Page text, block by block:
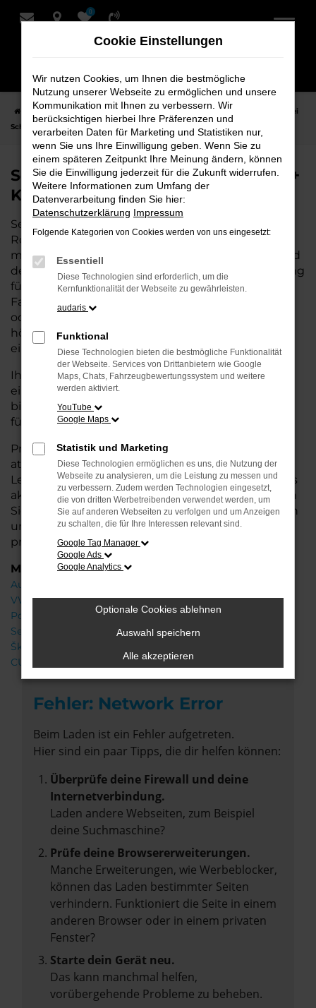
Zum
0
Startseite Rotenburg Seat Seat Leon
Seat Leon Neuwagen bei
Schmidt + Koch für Rotenburg
Seat Leon Neuwagen bei Schmidt +
Koch für Rotenburg
Seat Leon ist die perfekte Wahl für alle, die für
Rotenburg einenNeuwagensuchen. Mit seiner
modernen Technik, seinem effizienten Antrieb und
dem stilvollen Design ist der Leon die ideale Lösung
für jeden, der ein zuverlässiges und komfortables
Fahrzeug möchte. Egal, ob für den Stadtverkehr
oder längere Fahrten – der Leon bietet Ihnen
höchsten Fahrkomfort, innovative Features und
eine herausragende Wirtschaftlichkeit.
Ihr Seat Autohaus in Rotenburg steht Ihnen mit
einer breiten Auswahl an Neuwagen zur Seite und
bietet Ihnen umfassende
für Sie passende Fahrzeug finden.
Profitieren Sie von zusätzlichen Services wie
attraktiven Finanzierungsmöglichkeiten,
Leasingangeboten und der Inzahlungnahme Ihres
aktuellen Fahrzeugs. Besuchen Sie uns und lassen
Sie sich von unseren Experten beraten – wir freuen
uns, Ihnen den perfekten Neuwagen zu
präsentieren!
Marken
Audi
VW
Porsche
Seat
Škoda
CUPRA
Fehler: Network Error
Beim Laden ist ein Fehler aufgetreten.
Hier sind ein paar Tipps, die dir helfen können:
Überprüfe deine Firewall und deine
Internetverbindung.
Laden andere Webseiten, zum Beispiel
deine Suchmaschine?
Prüfe deine Browsererweiterungen.
Manche Erweiterungen, wie Werbeblocker,
können das Laden bestimmter Seiten
verhindern. Funktioniert die Seite in einem
anderen Browser oder in einem privaten
Fenster?
Starte dein Gerät neu.
Das kann manchmal helfen,
vorübergehende Probleme zu beheben.
Cookie Einstellungen
Wir nutzen Cookies, um Ihnen die bestmögliche
Nutzung unserer Webseite zu ermöglichen und unsere
Kommunikation mit Ihnen zu verbessern. Wir
berücksichtigen hierbei Ihre Präferenzen und
verarbeiten Daten für Marketing und Statistiken nur,
wenn Sie uns Ihre Einwilligung geben. Wenn Sie zu
einem späteren Zeitpunkt Ihre Meinung ändern, können
Sie die Einwilligung jederzeit für die Zukunft widerrufen.
Weitere Informationen zum Umfang der
Datenverarbeitung finden Sie hier:
Datenschutzerklärung Impressum
Folgende Kategorien von Cookies werden von uns eingesetzt:
Essentiell
Diese Technologien sind erforderlich, um die
Kernfunktionalität der Webseite zu gewährleisten.
audaris
Funktional
Diese Technologien bieten die bestmögliche Funktionalität
der Webseite. Services von Drittanbietern wie Google
Maps, Chats, Fahrzeugbewertungssystem und weitere
werden aktiviert.
YouTube
Google Maps
Statistik und Marketing
Diese Technologien ermöglichen es uns, die Nutzung der
Webseite zu analysieren, um die Leistung zu messen und
zu verbessern. Zudem werden Technologien eingesetzt,
die von dritten Werbetreibenden verwendet werden, um
Sie auf anderen Webseiten zu verfolgen und um Anzeigen
zu schalten, die für Ihre Interessen relevant sind.
Google Tag Manager
Google Ads
Google Analytics
Optionale Cookies ablehnen
Auswahl speichern
Alle akzeptieren